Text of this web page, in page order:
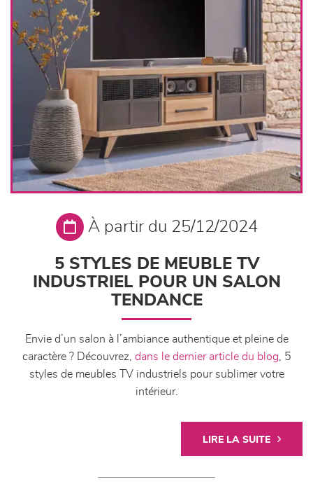
À partir du 25/12/2024
5 STYLES DE MEUBLE TV
INDUSTRIEL POUR UN SALON
TENDANCE
Envie d’un salon à l’ambiance authentique et pleine de
caractère ? Découvrez, dans le dernier article du blog , 5
styles de meubles TV industriels pour sublimer votre
intérieur.
LIRE LA SUITE